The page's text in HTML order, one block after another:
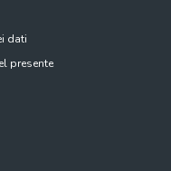
dati
presente